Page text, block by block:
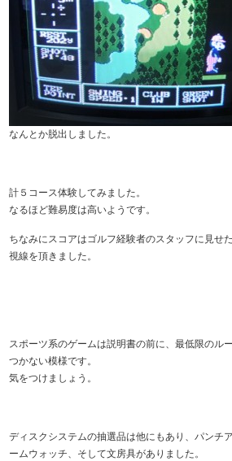
なんとか脱出しました。
計５コース体験してみました。
なるほど難易度は高いようです。
ちなみにスコアはゴルフ経験者のスタッフに見せ
視線を頂きました。
スポーツ系のゲームは説明書の前に、最低限のル
つかない模様です。
気をつけましょう。
ディスクシステムの抽選品は他にもあり、パンチ
ームウォッチ、そして文房具がありました。